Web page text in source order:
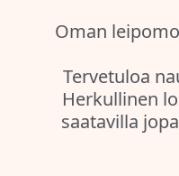
Oman
Tervetuloa
Herkullinen
saatavilla